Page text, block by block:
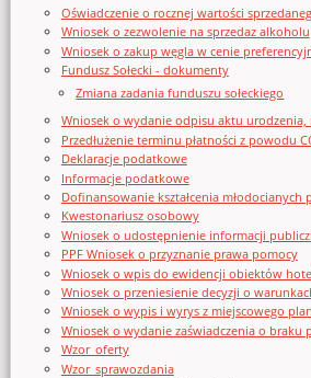
Oświadczenie o rocznej wartości
Wniosek o zezwolenie na sprzedaz alkoholu
Wniosek o zakup węgla w cenie
Fundusz Sołecki - dokumenty
Zmiana zadania funduszu sołeckiego
Wniosek o wydanie odpisu aktu urodzenia,
Przedłużenie terminu płatności z powodu
Deklaracje podatkowe
Informacje podatkowe
Dofinansowanie kształcenia młodocianych
Kwestonariusz osobowy
Wniosek o udostępnienie informacji
PPF Wniosek o przyznanie prawa pomocy
Wniosek o wpis do ewidencji obiektów
Wniosek o przeniesienie decyzji o
Wniosek o wypis i wyrys z miejscowego
Wniosek o wydanie zaświadczenia o braku
Wzor_oferty
Wzor_sprawozdania